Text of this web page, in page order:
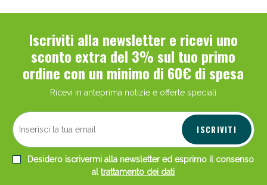
Iscriviti alla newsletter e ricevi uno
sconto extra del 3% sul tuo primo
ordine con un minimo di 60€ di spesa
Ricevi in anteprima notizie e offerte speciali
ISCRIVITI
Desidero iscrivermi alla newsletter ed esprimo il consenso
altrattamento dei dati